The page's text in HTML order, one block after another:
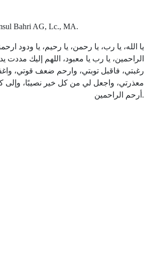
Bahri AG, Lc., MA.
يا الله، يا رب، يا رحمن، يا رحيم، يا ودود
الراحمين، يا رب يا معبود، اللهم إليك
رغبتي، فاقبل توبتي، وارحم ضعف قوتي،
معذرتي، واجعل لي من كل خير نصيبًا، وإلى
أرحم الراحمين.